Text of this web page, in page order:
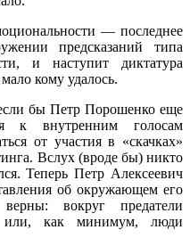
— последнее
предсказаний типа
и наступит диктатура
кому удалось.
бы Петр Порошенко еще
к внутренним голосам
от участия в «скачках»
Вслух (вроде бы) никто
Теперь Петр Алексеевич
об окружающем его
вокруг предатели
или, как минимум, люди